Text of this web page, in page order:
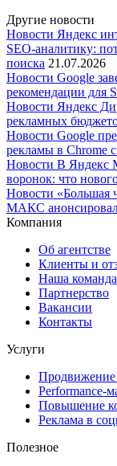
Другие новости
Новости Яндекс
SEO-аналитику:
поиска 21.07.2026
Новости Google
рекомендации для
Новости Яндекс
рекламных
Новости Google
рекламы в Chrome
Новости В Яндекс
воронок: что
Новости «Большая
МАКС
Компания
Об агентстве
Клиенты и
Наша команда
Партнерство
Вакансии
Контакты
Услуги
Продвижение
Performance-
Повышение
Реклама в
Полезное